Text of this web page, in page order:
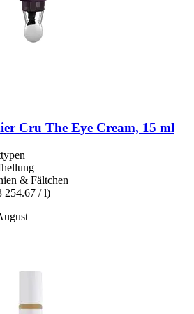
Cru The Eye Cream, 15 ml
& Fältchen
254.67 / l)